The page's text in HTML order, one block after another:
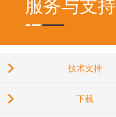
服务与支持
技术支持
下载